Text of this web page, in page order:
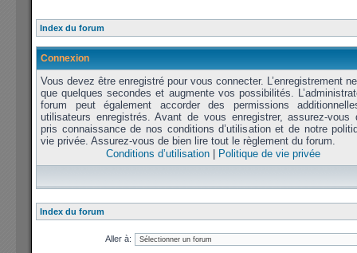
Index du forum
Connexion
Vous devez être enregistré pour vous connecter. L’enregistrement
que quelques secondes et augmente vos possibilités.
forum peut également accorder des permissions
utilisateurs enregistrés. Avant de vous enregistrer, assurez-vous
pris connaissance de nos conditions d’utilisation et de notre
vie privée. Assurez-vous de bien lire tout le règlement du forum.
Conditions d’utilisation
Politique de vie privée
Index du forum
Aller à: